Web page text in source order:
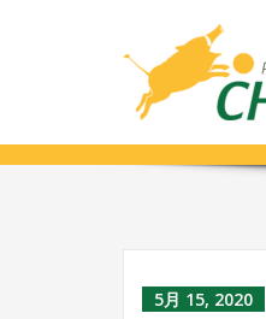
アセット 1
5月 15, 2020